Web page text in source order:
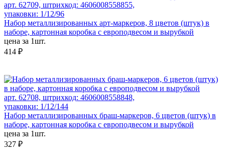
арт. 62709, штрихкод: 4606008558855,
упаковки: 1/12/96
Набор металлизированных арт-маркеров, 8 цветов (штук) в
наборе, картонная коробка с европодвесом и вырубкой
цена за 1шт.
414 ₽
арт. 62708, штрихкод: 4606008558848,
упаковки: 1/12/144
Набор металлизированных браш-маркеров, 6 цветов (штук) в
наборе, картонная коробка с европодвесом и вырубкой
цена за 1шт.
327 ₽